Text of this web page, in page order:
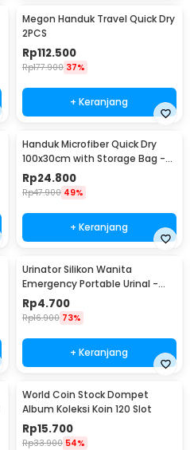
Megon Handuk Travel Quick Dry
2PCS
Rp112.500
Rp177.900 37%
+ Keranjang
Handuk Microfiber Quick Dry
100x30cm with Storage Bag -
S-30
Rp24.800
Rp47.900 49%
+ Keranjang
Urinator Silikon Wanita
Emergency Portable Urinal -
XBQ
Rp4.700
Rp16.900 73%
+ Keranjang
World Coin Stock Dompet
Album Koleksi Koin 120 Slot
Rp15.700
Rp33.900 54%